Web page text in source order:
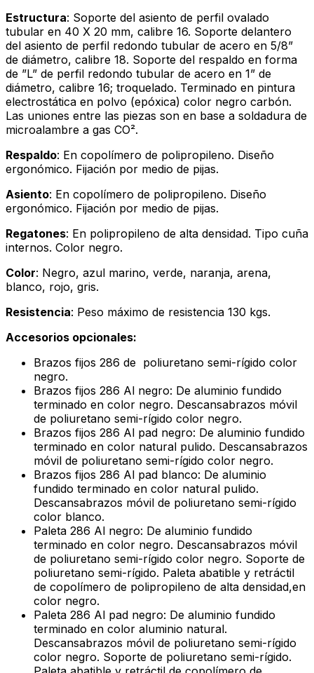
Estructura: Soporte del asiento de perfil ovalado
tubular en 40 X 20 mm, calibre 16. Soporte delantero
del asiento de perfil redondo tubular de acero en 5/8”
de diámetro, calibre 18. Soporte del respaldo en forma
de ”L” de perfil redondo tubular de acero en 1” de
diámetro, calibre 16; troquelado. Terminado en pintura
electrostática en polvo (epóxica) color negro carbón.
Las uniones entre las piezas son en base a soldadura de
microalambre a gas CO².
Respaldo: En copolímero de polipropileno. Diseño
ergonómico. Fijación por medio de pijas.
Asiento: En copolímero de polipropileno. Diseño
ergonómico. Fijación por medio de pijas.
Regatones: En polipropileno de alta densidad. Tipo cuña
internos. Color negro.
Color: Negro, azul marino, verde, naranja, arena,
blanco, rojo, gris.
Resistencia: Peso máximo de resistencia 130 kgs.
Accesorios opcionales:
Brazos fijos 286 de poliuretano semi-rígido color
negro.
Brazos fijos 286 Al negro: De aluminio fundido
terminado en color negro. Descansabrazos móvil
de poliuretano semi-rígido color negro.
Brazos fijos 286 Al pad negro: De aluminio fundido
terminado en color natural pulido. Descansabrazos
móvil de poliuretano semi-rígido color negro.
Brazos fijos 286 Al pad blanco: De aluminio
fundido terminado en color natural pulido.
Descansabrazos móvil de poliuretano semi-rígido
color blanco.
Paleta 286 Al negro: De aluminio fundido
terminado en color negro. Descansabrazos móvil
de poliuretano semi-rígido color negro. Soporte de
poliuretano semi-rígido. Paleta abatible y retráctil
de copolímero de polipropileno de alta densidad,en
color negro.
Paleta 286 Al pad negro: De aluminio fundido
terminado en color aluminio natural.
Descansabrazos móvil de poliuretano semi-rígido
color negro. Soporte de poliuretano semi-rígido.